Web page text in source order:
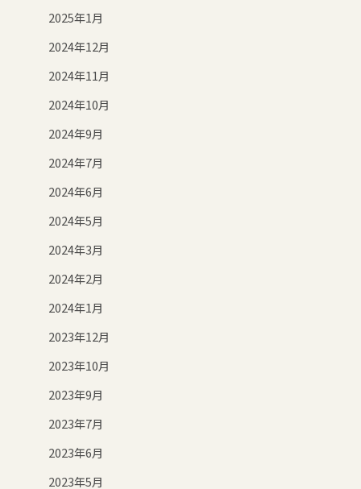
2025年1月
2024年12月
2024年11月
2024年10月
2024年9月
2024年7月
2024年6月
2024年5月
2024年3月
2024年2月
2024年1月
2023年12月
2023年10月
2023年9月
2023年7月
2023年6月
2023年5月